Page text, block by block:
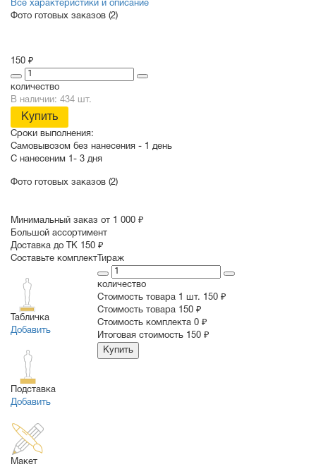
Все характеристики и описание
Фото готовых заказов (2)
150 ₽
количество
В наличии: 434 шт.
Купить
Сроки выполнения:
Самовывозом без нанесения - 1 день
С нанесеним 1- 3 дня
Фото готовых заказов (2)
Минимальный заказ от 1 000 ₽
Большой ассортимент
Доставка до ТК 150 ₽
Составьте комплект
Табличка
Добавить
Подставка
Добавить
Макет
Тираж
количество
Стоимость товара 1 шт. 150 ₽
Cтоимость товара 150 ₽
Стоимость комплекта 0 ₽
Итоговая стоимость 150 ₽
Купить